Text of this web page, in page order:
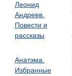
Леонид
Андреев.
Повести и
рассказы
Анатэма.
Избранные